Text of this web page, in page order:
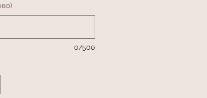
0/500